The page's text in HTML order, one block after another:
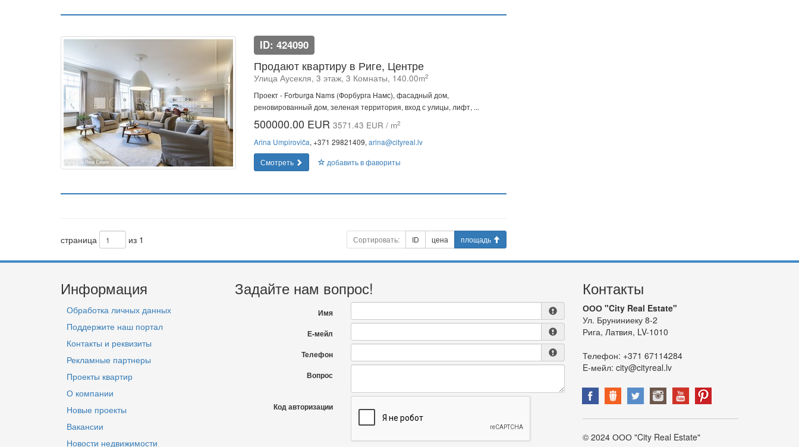
ID: 424090
Продают квартиру в Риге, Центре
Улица Аусекля, 3 этаж, 3 Комнаты, 140.00m2
Проект - Forburga Nams (Форбурга Намс), фасадный дом,
реновированный дом, зеленая территория, вход с улицы, лифт, ...
500000.00 EUR 3571.43 EUR / m2
Arina Umpiroviča, +371 29821409, arina@cityreal.lv
Смотреть
добавить в фавориты
страница из 1 Сортировать: ID цена площадь
Информация
Обработка личных данных
Поддержите наш портал
Контакты и реквизиты
Рекламные партнеры
Проекты квартир
О компании
Новые проекты
Вакансии
Новости недвижимости
Задайте нам вопрос!
Имя
Е-мейл
Телефон
Вопрос
Код авторизации
Контакты
ООО "City Real Estate"
Ул. Бруниниеку 8-2
Рига, Латвия, LV-1010
Телефон: +371 67114284
E-мейл: city@cityreal.lv
© 2024 ООО "City Real Estate"